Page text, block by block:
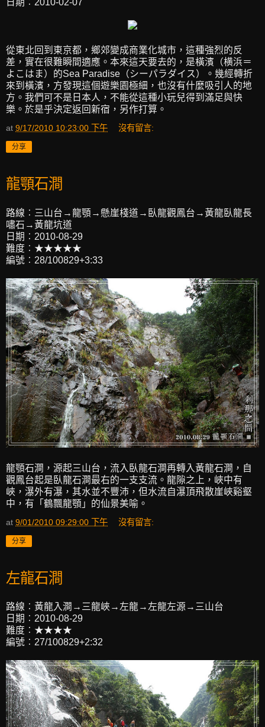
日期︰2010-02-07
從東北回到東京都，鄉郊變成商業化城市，這種強烈的反
差，實在很難瞬間適應。本來這天要去的，是橫濱（横浜＝
よこはま）的Sea Paradise（シーパラダイス）。幾經轉折
來到橫濱，方發現這個遊樂園極細，也沒有什麼吸引人的地
方。我們可不是日本人，不能從這種小玩兒得到滿足與快
樂。於是乎決定返回新宿，另作打算。
at 9/17/2010 10:23:00 下午 沒有留言:
分享
龍顎石澗
路線︰三山台→龍顎→懸崖棧道→臥龍觀鳳台→黃龍臥龍長
嘯石→黃龍坑道
日期︰2010-08-29
難度︰★★★★★
編號︰28/100829+3:33
龍顎石澗，源起三山台，流入臥龍石澗再轉入黃龍石澗，自
觀鳳台起是臥龍石澗最右的一支支流。龍隙之上，峽中有
峽，瀑外有瀑，其水並不豐沛，但水流自瀑頂飛散崖峽谿壑
中，有「鶴飄龍顎」的仙景美喻。
at 9/01/2010 09:29:00 下午 沒有留言:
分享
左龍石澗
路線︰黃龍入澗→三龍峽→左龍→左龍左源→三山台
日期︰2010-08-29
難度︰★★★★
編號︰27/100829+2:32